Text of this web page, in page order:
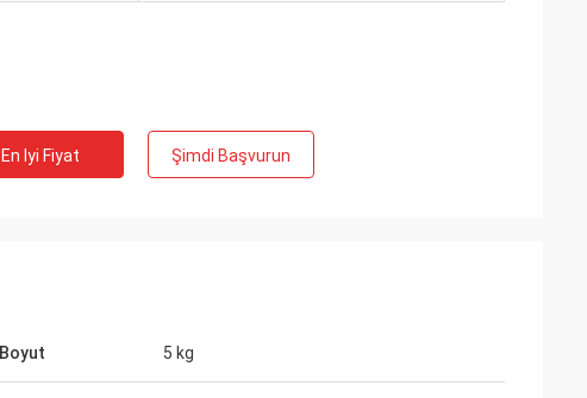
En Iyi Fiyat Şimdi Başvurun
Boyut 5 kg